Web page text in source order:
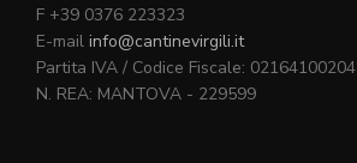
F +39 0376 223323
E-mail info@cantinevirgili.it
Partita IVA / Codice Fiscale: 02164100204
N. REA: MANTOVA - 229599